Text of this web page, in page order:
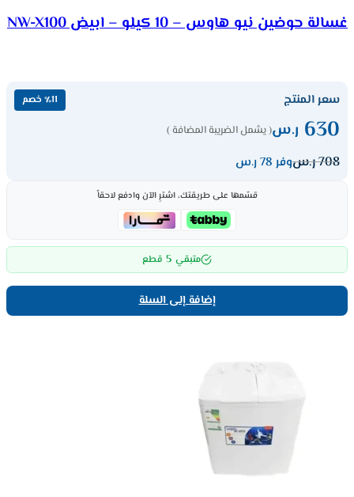
غسالة حوضين نيو هاوس – 10 كيلو – ابيض NW-X100
سعر المنتج ٪11 خصم
630 ر.س( يشمل الضريبة المضافة )
708ر.سوفر 78 ر.س
قسّمها على طريقتك، اشترِ الآن وادفع لاحقاً
متبقي 5 قطع
إضافة إلى السلة